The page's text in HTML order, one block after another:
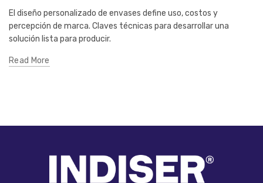
El diseño personalizado de envases define uso, costos y
percepción de marca. Claves técnicas para desarrollar una
solución lista para producir.
Read More